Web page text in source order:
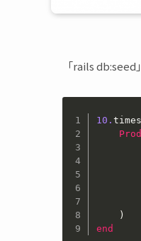
「rails
10.
)
end